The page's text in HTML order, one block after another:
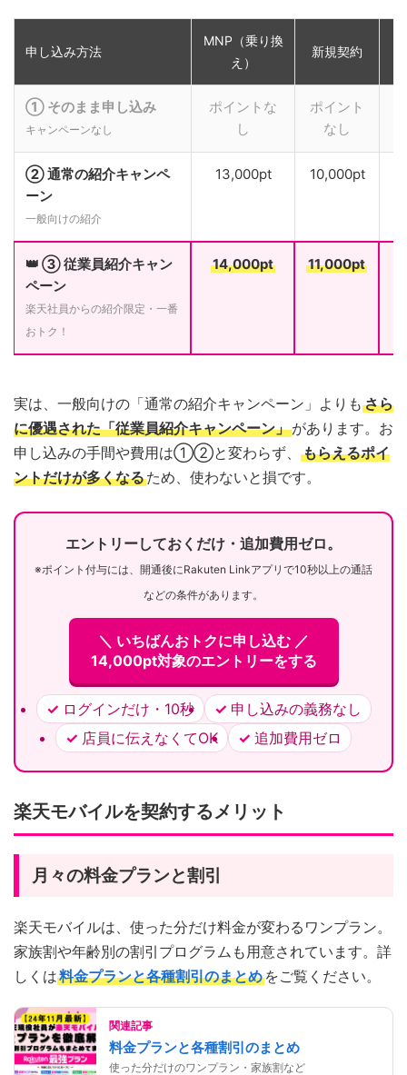
申し込み方法
MNP（乗り換
え）
新規契約
① そのまま申し込み
キャンペーンなし
ポイントな
し
ポイント
なし
② 通常の紹介キャンペ
ーン
一般向けの紹介
13,000pt 10,000pt
👑 ③ 従業員紹介キャン
ペーン
楽天社員からの紹介限定・一番
おトク！
14,000pt 11,000pt
実は、一般向けの「通常の紹介キャンペーン」よりも さら
に優遇された「従業員紹介キャンペーン」があります。お
申し込みの手間や費用は①②と変わらず、 もらえるポイ
ントだけが多くなるため、使わないと損です。
エントリーしておくだけ・追加費用ゼロ。
※ポイント付与には、開通後にRakuten Linkアプリで10秒以上の通話
などの条件があります。
＼ いちばんおトクに申し込む ／
14,000pt対象のエントリーをする
ログインだけ・10秒
申し込みの義務なし
店員に伝えなくてOK
追加費用ゼロ
楽天モバイルを契約するメリット
月々の料金プランと割引
楽天モバイルは、使った分だけ料金が変わるワンプラン。
家族割や年齢別の割引プログラムも用意されています。詳
しくは料金プランと各種割引のまとめ をご覧ください。
関連記事
料金プランと各種割引のまとめ
使った分だけのワンプラン・家族割など